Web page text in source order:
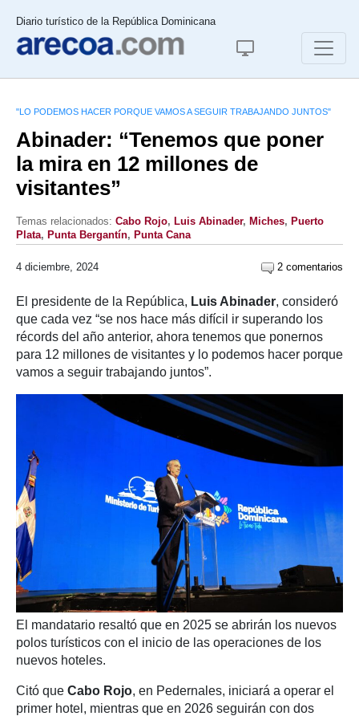
Diario turístico de la República Dominicana
"LO PODEMOS HACER PORQUE VAMOS A SEGUIR TRABAJANDO JUNTOS"
Abinader: “Tenemos que poner
la mira en 12 millones de
visitantes”
Temas relacionados: Cabo Rojo, Luis Abinader, Miches, Puerto
Plata, Punta Bergantín, Punta Cana
4 diciembre, 2024 2 comentarios
El presidente de la República, Luis Abinader, consideró
que cada vez “se nos hace más difícil ir superando los
récords del año anterior, ahora tenemos que ponernos
para 12 millones de visitantes y lo podemos hacer porque
vamos a seguir trabajando juntos”.
El mandatario resaltó que en 2025 se abrirán los nuevos
polos turísticos con el inicio de las operaciones de los
nuevos hoteles.
Citó que Cabo Rojo, en Pedernales, iniciará a operar el
primer hotel, mientras que en 2026 seguirán con dos